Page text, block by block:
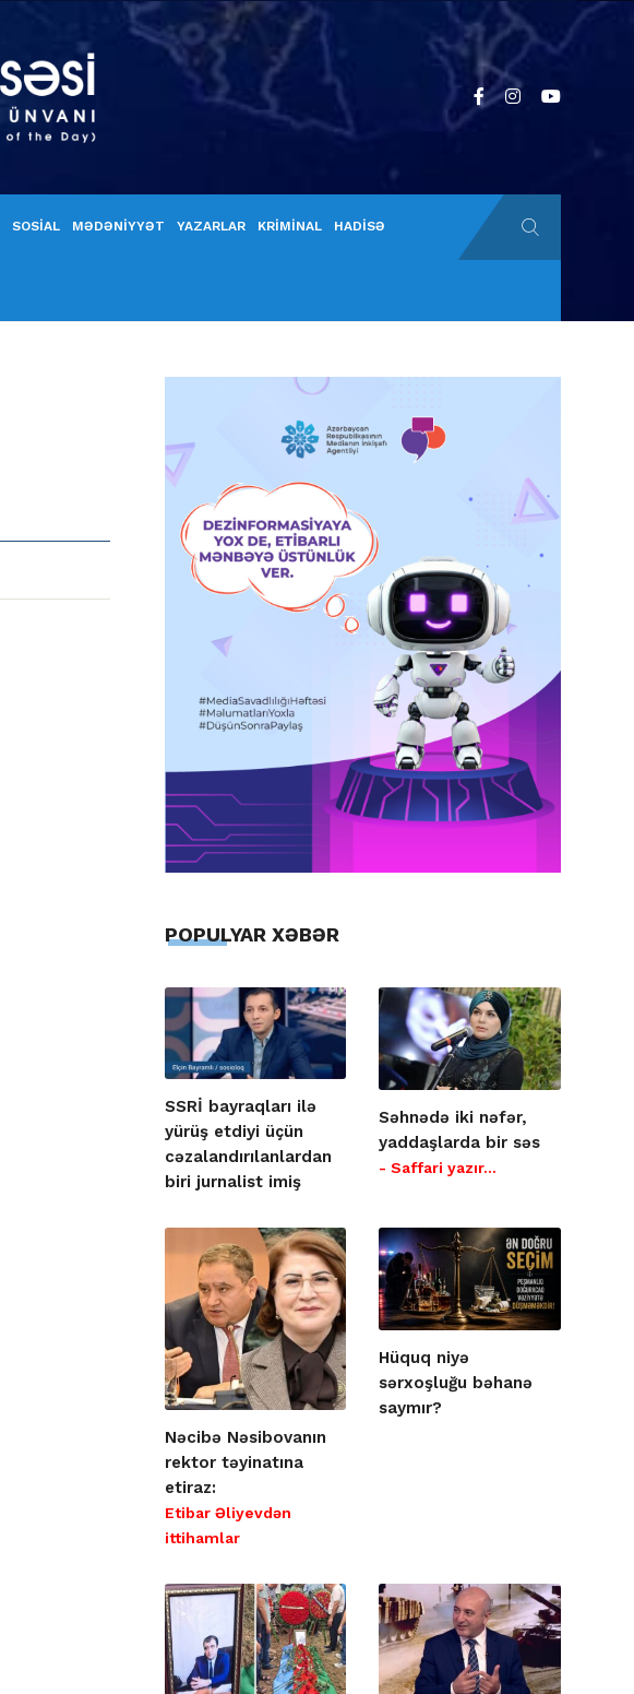
SOSİAL MƏDƏNİYYƏT YAZARLAR KRİMİNAL HADİSƏ
POPULYAR XƏBƏR
SSRİ bayraqları ilə
yürüş etdiyi üçün
cəzalandırılanlardan
biri jurnalist imiş
Səhnədə iki nəfər,
yaddaşlarda bir səs
- Saffari yazır…
Nəcibə Nəsibovanın
rektor təyinatına
etiraz:
Etibar Əliyevdən
ittihamlar
Hüquq niyə
sərxoşluğu bəhanə
saymır?